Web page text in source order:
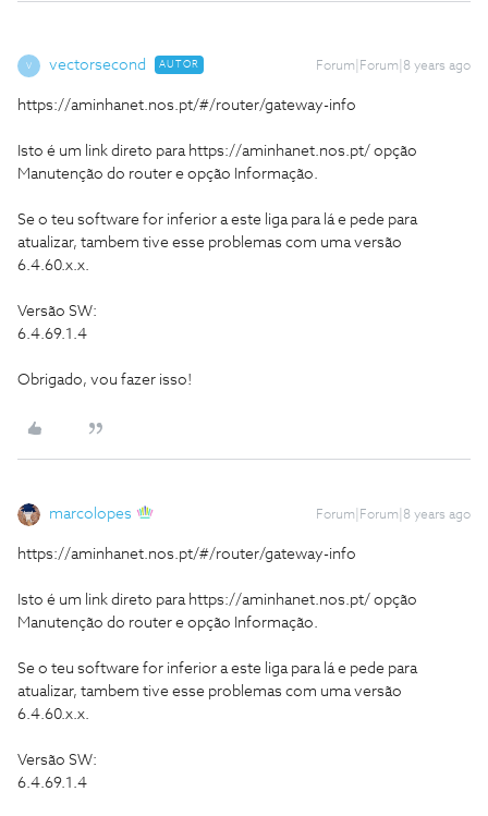
V vectorsecond AUTOR Forum|Forum|8 years ago
https://aminhanet.nos.pt/#/router/gateway-info
Isto é um link direto para https://aminhanet.nos.pt/ opção
Manutenção do router e opção Informação.
Se o teu software for inferior a este liga para lá e pede para
atualizar, tambem tive esse problemas com uma versão
6.4.60.x.x.
Versão SW:
6.4.69.1.4
Obrigado, vou fazer isso!
marcolopes Forum|Forum|8 years ago
https://aminhanet.nos.pt/#/router/gateway-info
Isto é um link direto para https://aminhanet.nos.pt/ opção
Manutenção do router e opção Informação.
Se o teu software for inferior a este liga para lá e pede para
atualizar, tambem tive esse problemas com uma versão
6.4.60.x.x.
Versão SW:
6.4.69.1.4